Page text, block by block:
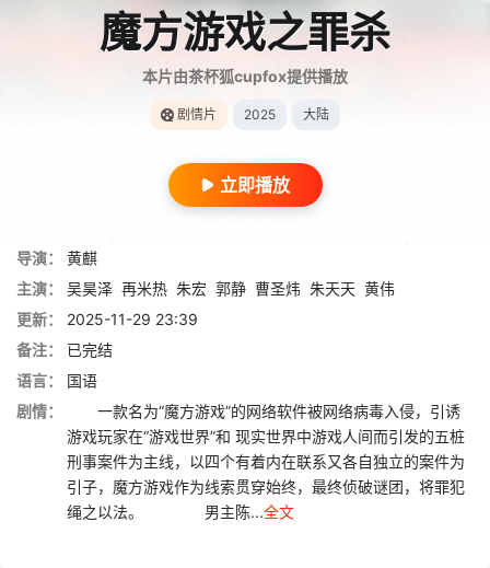
魔方游戏之罪杀
本片由茶杯狐cupfox提供播放
剧情片 2025 大陆
立即播放
导演：
黄麒
主演：
吴昊泽 再米热 朱宏 郭静 曹圣炜 朱天天 黄伟
更新：
2025-11-29 23:39
备注：
已完结
语言：
国语
剧情：
一款名为“魔方游戏”的网络软件被网络病毒入侵，引诱
游戏玩家在“游戏世界”和 现实世界中游戏人间而引发的五桩
刑事案件为主线，以四个有着内在联系又各自独立的案件为
引子，魔方游戏作为线索贯穿始终，最终侦破谜团，将罪犯
绳之以法。 男主陈...全文